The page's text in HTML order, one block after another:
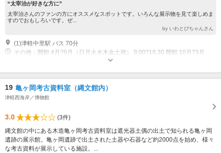
“太宰治が好きな方に”
太宰治さんのファンの方にオススメなスポットです。いろんな展示物を見て楽しめま
すのでおもしろいです。ぜ...
by いわとびちゃんさん
(1)津軽中里駅 バス 70分
その他：開館 4月?9月（日月火水木金土祝） 9:00?16:30 開館 10月?3月
（日月火水木金土祝） 9:00?16:00 休館 4月?9月 休館日無し 休館 10月?3月
19 亀ヶ岡考古資料室（縄文館内）
津軽西海岸／博物館
3.0
(3件)
縄文館の中にある木造亀ヶ岡考古資料室は遮光器土偶の出土で知られる亀ヶ岡
遺跡の展示館。亀ヶ岡遺跡で出土された土器や石器など約2000点を始め、様々
な考古資料が展示している施設。...